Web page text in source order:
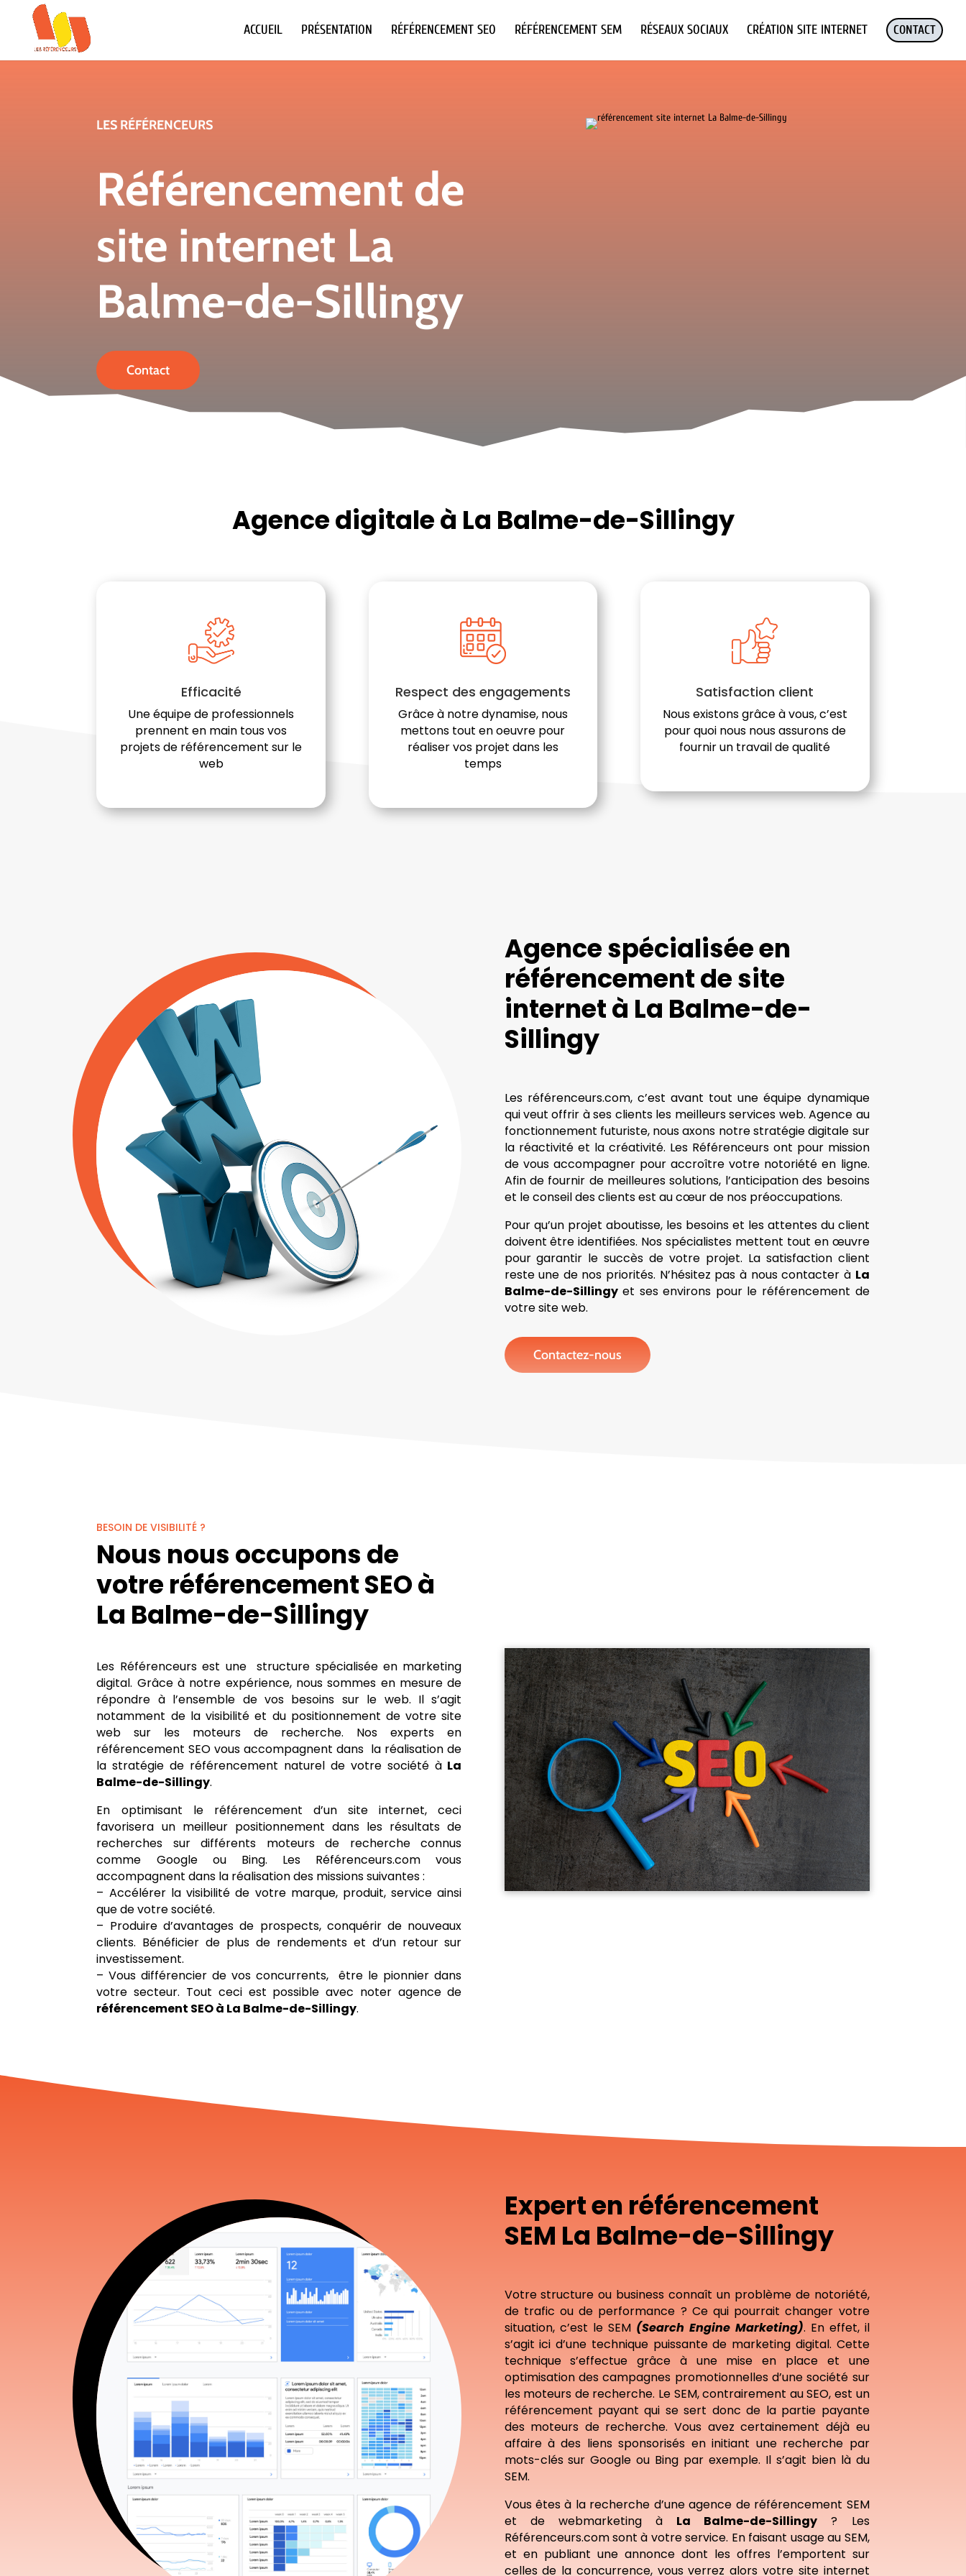
ACCUEIL PRÉSENTATION RÉFÉRENCEMENT SEO RÉFÉRENCEMENT SEM RÉSEAUX SOCIAUX CRÉATION SITE INTERNET CONTACT
LES RÉFÉRENCEURS
Référencement de
site internet La
Balme-de-Sillingy
Contact
Agence digitale à La Balme-de-Sillingy
Efficacité
Une équipe de professionnels
prennent en main tous vos
projets de référencement sur le
web
Respect des engagements
Grâce à notre dynamise, nous
mettons tout en oeuvre pour
réaliser vos projet dans les
temps
Satisfaction client
Nous existons grâce à vous, c’est
pour quoi nous nous assurons de
fournir un travail de qualité
Agence spécialisée en
référencement de site
internet à La Balme-de-
Sillingy
Les référenceurs.com, c’est avant tout une équipe dynamique
qui veut offrir à ses clients les meilleurs services web. Agence au
fonctionnement futuriste, nous axons notre stratégie digitale sur
la réactivité et la créativité. Les Référenceurs ont pour mission
de vous accompagner pour accroître votre notoriété en ligne.
Afin de fournir de meilleures solutions, l’anticipation des besoins
et le conseil des clients est au cœur de nos préoccupations.
Pour qu’un projet aboutisse, les besoins et les attentes du client
doivent être identifiées. Nos spécialistes mettent tout en œuvre
pour garantir le succès de votre projet. La satisfaction client
reste une de nos priorités. N’hésitez pas à nous contacter à La
Balme-de-Sillingyet ses environs pour le référencement de
votre site web.
Contactez-nous
BESOIN DE VISIBILITÉ ?
Nous nous occupons de
votre référencement SEO à
La Balme-de-Sillingy
Les Référenceurs est une structure spécialisée en marketing
digital. Grâce à notre expérience, nous sommes en mesure de
répondre à l’ensemble de vos besoins sur le web. Il s’agit
notamment de la visibilité et du positionnement de votre site
web sur les moteurs de recherche. Nos experts en
référencement SEO vous accompagnent dans la réalisation de
la stratégie de référencement naturel de votre société à La
Balme-de-Sillingy.
En optimisant le référencement d’un site internet, ceci
favorisera un meilleur positionnement dans les résultats de
recherches sur différents moteurs de recherche connus
comme Google ou Bing. Les Référenceurs.com vous
accompagnent dans la réalisation des missions suivantes :
– Accélérer la visibilité de votre marque, produit, service ainsi
que de votre société.
– Produire d’avantages de prospects, conquérir de nouveaux
clients. Bénéficier de plus de rendements et d’un retour sur
investissement.
– Vous différencier de vos concurrents, être le pionnier dans
votre secteur. Tout ceci est possible avec noter agence de
référencement SEO à La Balme-de-Sillingy.
Expert en référencement
SEM La Balme-de-Sillingy
Votre structure ou business connaît un problème de notoriété,
de trafic ou de performance ? Ce qui pourrait changer votre
situation, c’est le SEM (Search Engine Marketing). En effet, il
s’agit ici d’une technique puissante de marketing digital. Cette
technique s’effectue grâce à une mise en place et une
optimisation des campagnes promotionnelles d’une société sur
les moteurs de recherche. Le SEM, contrairement au SEO, est un
référencement payant qui se sert donc de la partie payante
des moteurs de recherche. Vous avez certainement déjà eu
affaire à des liens sponsorisés en initiant une recherche par
mots-clés sur Google ou Bing par exemple. Il s’agit bien là du
SEM.
Vous êtes à la recherche d’une agence de référencement SEM
et de webmarketing à La Balme-de-Sillingy ? Les
Référenceurs.com sont à votre service. En faisant usage au SEM,
et en publiant une annonce dont les offres l’emportent sur
celles de la concurrence, vous verrez alors votre site internet